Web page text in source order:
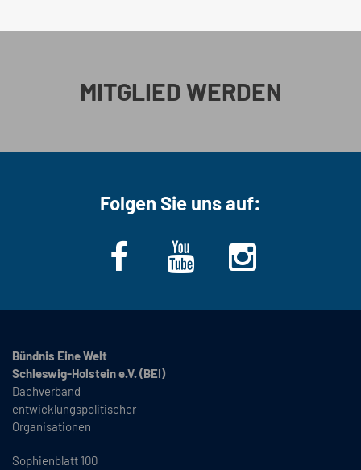
MITGLIED WERDEN
Folgen Sie uns auf:
Bündnis Eine Welt
Schleswig-Holstein e.V. (BEI)
Dachverband
entwicklungspolitischer
Organisationen
Sophienblatt 100